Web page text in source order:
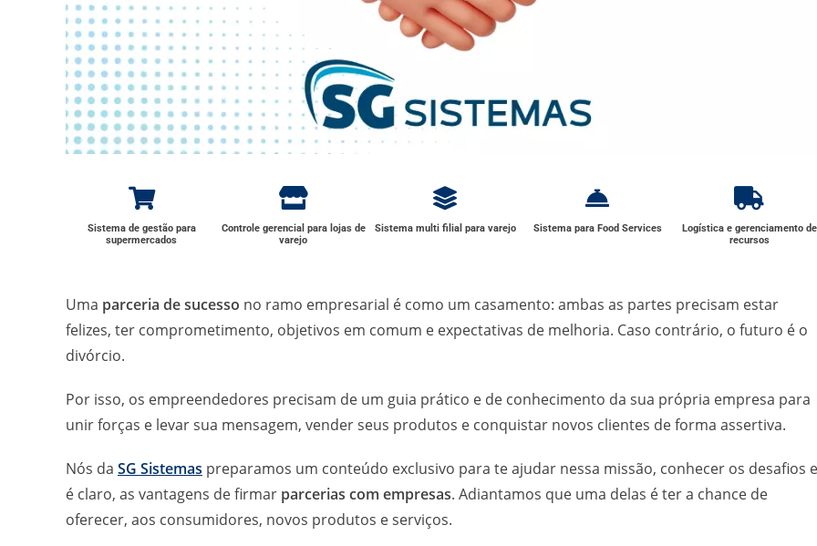
Sistema de gestão para
supermercados
Controle gerencial para lojas de
varejo
Sistema multi filial para varejo Sistema para Food Services
Logística e gerenciamento de
recursos
Uma parceria de sucesso no ramo empresarial é como um casamento: ambas as partes precisam estar
felizes, ter comprometimento, objetivos em comum e expectativas de melhoria. Caso contrário, o futuro é o
divórcio.
Por isso, os empreendedores precisam de um guia prático e de conhecimento da sua própria empresa para
unir forças e levar sua mensagem, vender seus produtos e conquistar novos clientes de forma assertiva.
Nós da SG Sistemas preparamos um conteúdo exclusivo para te ajudar nessa missão, conhecer os desafios
é claro, as vantagens de firmar parcerias com empresas. Adiantamos que uma delas é ter a chance de
oferecer, aos consumidores, novos produtos e serviços.